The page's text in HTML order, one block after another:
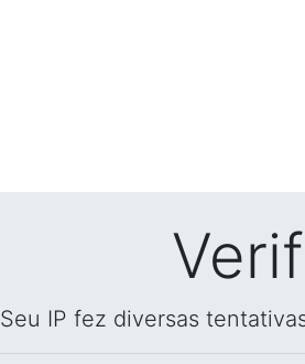
Seu IP fez diversas